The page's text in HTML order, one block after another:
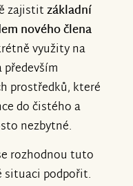
zajistitzákladní
nového člena
využity na
prostředků, které
do čistého a
nezbytné.
rozhodnou tuto
situaci podpořit.